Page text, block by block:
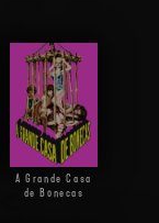
A Grande Casa
de Bonecas